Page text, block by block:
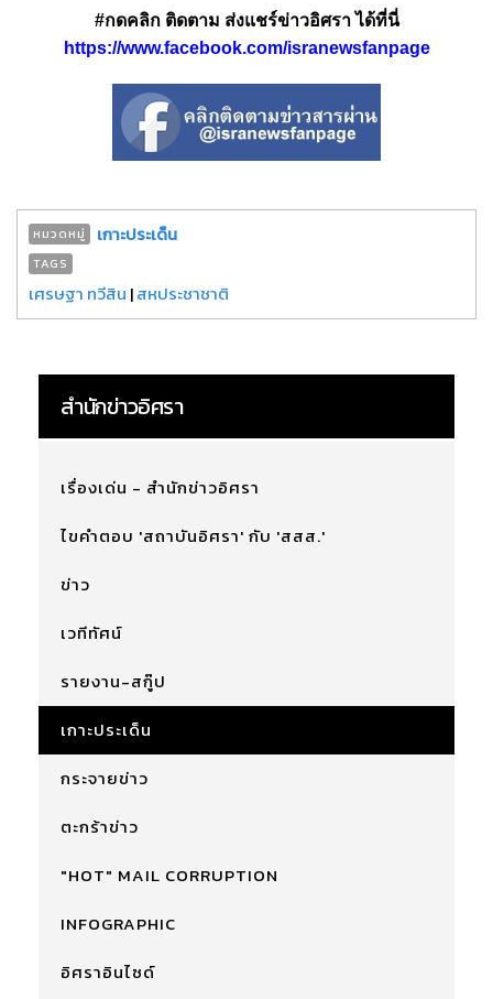
#กดคลิก ติดตาม ส่งแชร์ข่าวอิศรา ได้ที่นี่
https://www.facebook.com/isranewsfanpage
หมวดหมู่ เกาะประเด็น
TAGS
เศรษฐา ทวีสิน |สหประชาชาติ
สำนักข่าวอิศรา
เรื่องเด่น - สำนักข่าวอิศรา
ไขคำตอบ 'สถาบันอิศรา' กับ 'สสส.'
ข่าว
เวทีทัศน์
รายงาน-สกู๊ป
เกาะประเด็น
กระจายข่าว
ตะกร้าข่าว
"HOT" MAIL CORRUPTION
INFOGRAPHIC
อิศราอินไซด์